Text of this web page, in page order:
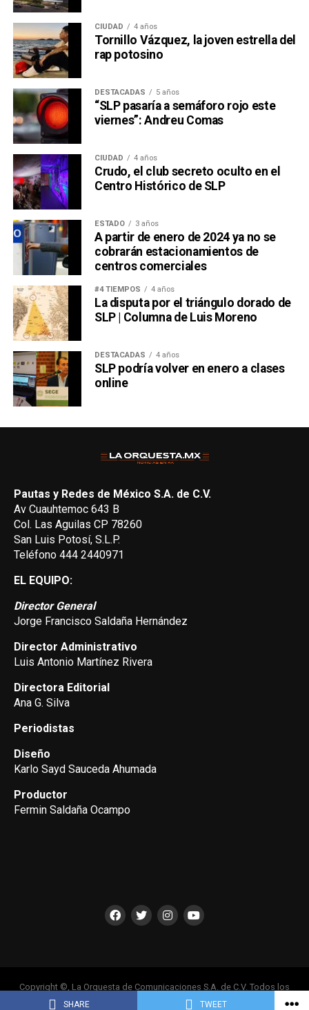
SHARE TWEET
CIUDAD 4 años
Tornillo Vázquez, la joven estrella del
rap potosino
DESTACADAS 5 años
“SLP pasaría a semáforo rojo este
viernes”: Andreu Comas
CIUDAD 4 años
Crudo, el club secreto oculto en el
Centro Histórico de SLP
ESTADO 3 años
A partir de enero de 2024 ya no se
cobrarán estacionamientos de
centros comerciales
#4 TIEMPOS 4 años
La disputa por el triángulo dorado de
SLP | Columna de Luis Moreno
DESTACADAS 4 años
SLP podría volver en enero a clases
online
Pautas y Redes de México S.A. de C.V.
Av Cuauhtemoc 643 B
Col. Las Aguilas CP 78260
San Luis Potosí, S.L.P.
Teléfono 444 2440971
EL EQUIPO:
Director General
Jorge Francisco Saldaña Hernández
Director Administrativo
Luis Antonio Martínez Rivera
Directora Editorial
Ana G. Silva
Periodistas
Diseño
Karlo Sayd Sauceda Ahumada
Productor
Fermin Saldaña Ocampo
Copyright ©, La Orquesta de Comunicaciones S.A. de C.V. Todos los
Derechos Reservados